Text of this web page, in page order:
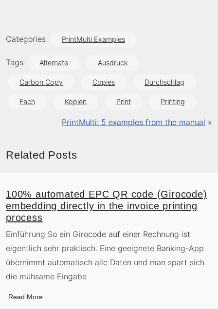
Categories PrintMulti Examples
Tags Alternate Ausdruck
Carbon Copy Copies Durchschlag
Fach Kopien Print Printing
PrintMulti: 5 examples from the manual »
Related Posts
100% automated EPC QR code (Girocode)
embedding directly in the invoice printing
process
Einführung So ein Girocode auf einer Rechnung ist
eigentlich sehr praktisch. Eine geeignete Banking-App
übernimmt automatisch alle Daten und man spart sich
die mühsame Eingabe
Read More